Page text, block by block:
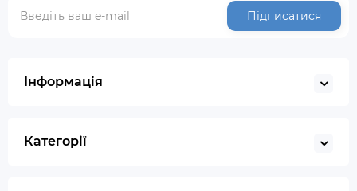
Підписатися
Інформація
Категорії